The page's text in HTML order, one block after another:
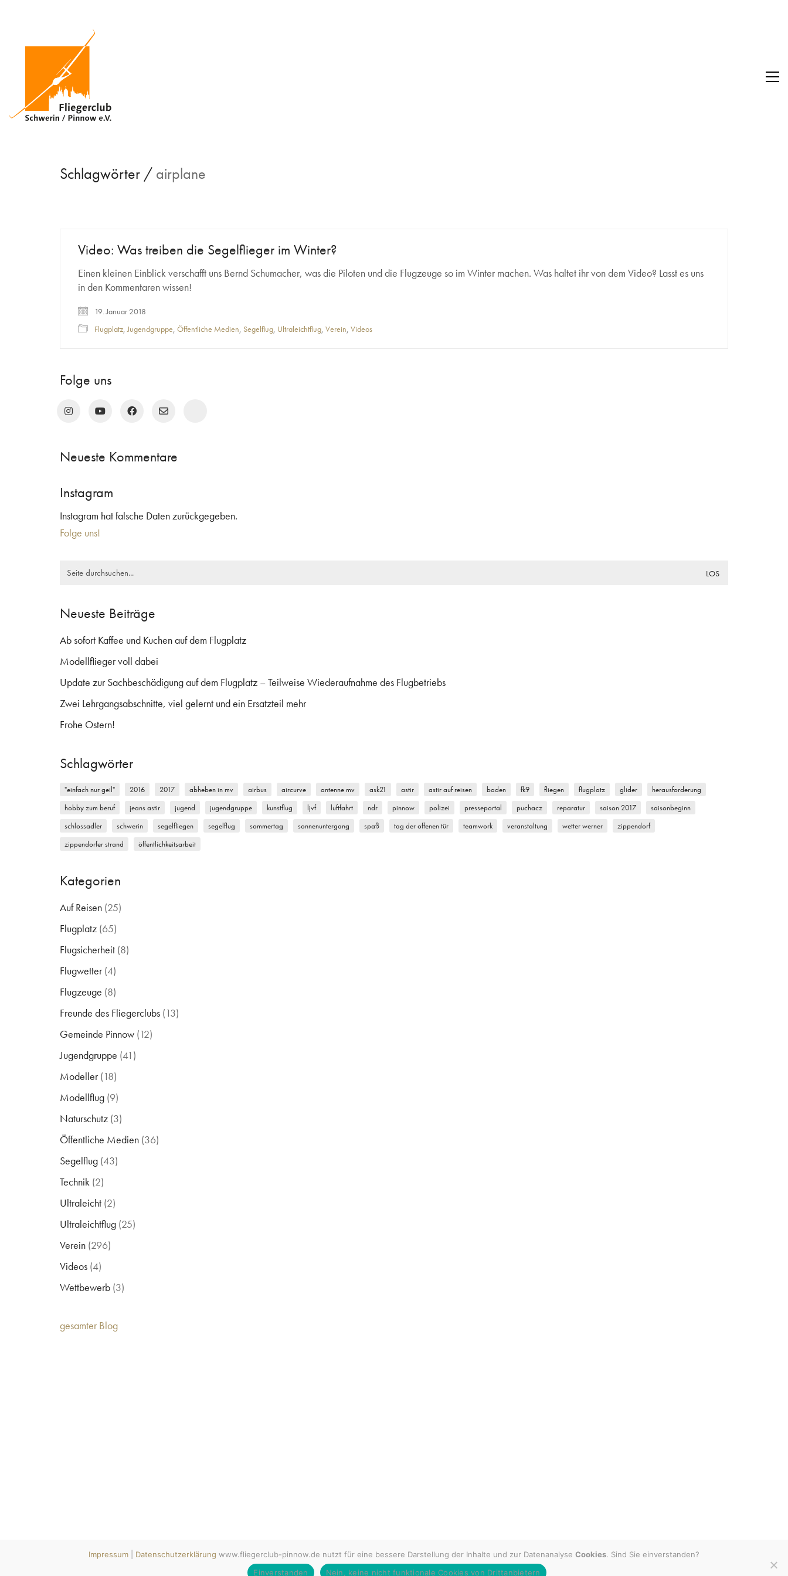
Schlagwörter / airplane
Video: Was treiben die Segelflieger im Winter?
Einen kleinen Einblick verschafft uns Bernd Schumacher, was die Piloten und die Flugzeuge so im Winter machen. Was haltet ihr von dem Video? Lasst es uns
in den Kommentaren wissen!
19. Januar 2018
Flugplatz,Jugendgruppe, Öffentliche Medien, Segelflug, Ultraleichtflug, Verein, Videos
Folge uns
Neueste Kommentare
Instagram
Instagram hat falsche Daten zurückgegeben.
Folge uns!
Search
Neueste Beiträge
Ab sofort Kaffee und Kuchen auf dem Flugplatz
Modellflieger voll dabei
Update zur Sachbeschädigung auf dem Flugplatz – Teilweise Wiederaufnahme des Flugbetriebs
Zwei Lehrgangsabschnitte, viel gelernt und ein Ersatzteil mehr
Frohe Ostern!
Schlagwörter
"einfach nur geil" 2016 2017 abheben in mv airbus aircurve antenne mv ask21 astir astir auf reisen baden fk9 fliegen flugplatz glider
herausforderung
hobby zum beruf
jeans astir jugend jugendgruppe kunstflug ljvf luftfahrt ndr pinnow polizei presseportal puchacz reparatur saison 2017
saisonbeginn
schlossadler
schwerin segelfliegen segelflug sommertag sonnenuntergang spaß tag der offenen tür teamwork veranstaltung wetter werner
zippendorf
zippendorfer strand
öffentlichkeitsarbeit
Kategorien
Auf Reisen (25)
Flugplatz (65)
Flugsicherheit (8)
Flugwetter(4)
Flugzeuge (8)
Freunde des Fliegerclubs (13)
Gemeinde Pinnow (12)
Jugendgruppe (41)
Modeller(18)
Modellflug (9)
Naturschutz (3)
Öffentliche Medien (36)
Segelflug (43)
Technik (2)
Ultraleicht (2)
Ultraleichtflug (25)
Verein (296)
Videos (4)
Wettbewerb (3)
gesamter Blog
Impressum Datenschutzerklärung www.fliegerclub-pinnow.de nutzt für eine bessere Darstellung der Inhalte und zur Datenanalyse Cookies. Sind Sie einverstanden?
Einverstanden
Nein, keine nicht funktionale Cookies von Drittanbietern